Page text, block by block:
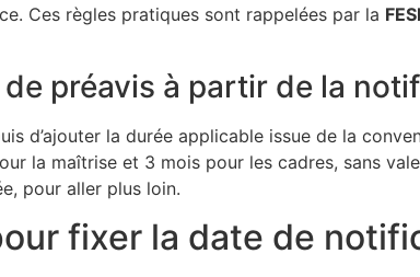
Ces règles pratiques sont rappelées par la
préavis à partir de la
d’ajouter la durée applicable issue de la
la maîtrise et 3 mois pour les cadres, sans
pour aller plus loin.
fixer la date de